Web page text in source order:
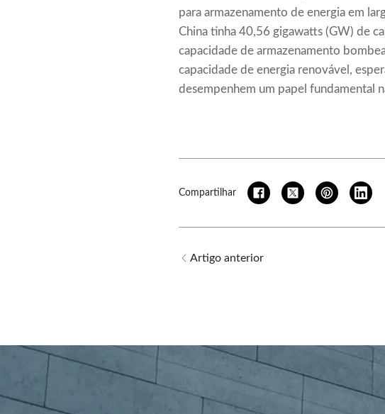
para armazenamento de energia em
China tinha 40,56 gigawatts (GW) de
capacidade de armazenamento
capacidade de energia renovável,
desempenhem um papel fundamental
Compartilhar
Artigo anterior